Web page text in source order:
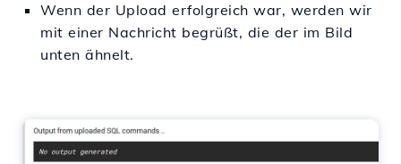
Wenn der Upload erfolgreich war, werden wir
mit einer Nachricht begrüßt, die der im Bild
unten ähnelt.